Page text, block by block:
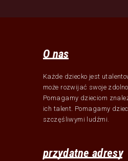
O nas
Każde dziecko jest
może rozwijać swoje
Pomagamy dzieciom
ich talent. Pomagamy
szczęśliwymi ludźmi.
przydatne adresy